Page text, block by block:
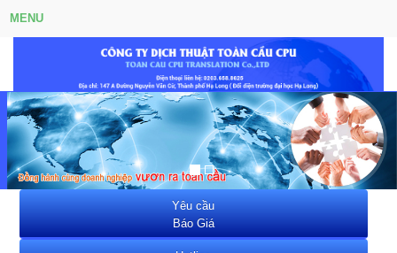
MENU
dichthuathalong
Yêu cầu
Báo Giá